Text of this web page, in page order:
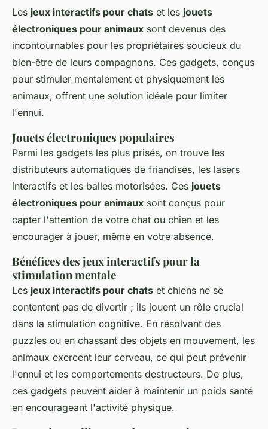
Les jeux interactifs pour chats et les jouets
électroniques pour animaux sont devenus des
incontournables pour les propriétaires soucieux du
bien-être de leurs compagnons. Ces gadgets, conçus
pour stimuler mentalement et physiquement les
animaux, offrent une solution idéale pour limiter
l'ennui.
Jouets électroniques populaires
Parmi les gadgets les plus prisés, on trouve les
distributeurs automatiques de friandises, les lasers
interactifs et les balles motorisées. Ces jouets
électroniques pour animaux sont conçus pour
capter l'attention de votre chat ou chien et les
encourager à jouer, même en votre absence.
Bénéfices des jeux interactifs pour la
stimulation mentale
Les jeux interactifs pour chats et chiens ne se
contentent pas de divertir ; ils jouent un rôle crucial
dans la stimulation cognitive. En résolvant des
puzzles ou en chassant des objets en mouvement, les
animaux exercent leur cerveau, ce qui peut prévenir
l'ennui et les comportements destructeurs. De plus,
ces gadgets peuvent aider à maintenir un poids santé
en encourageant l'activité physique.